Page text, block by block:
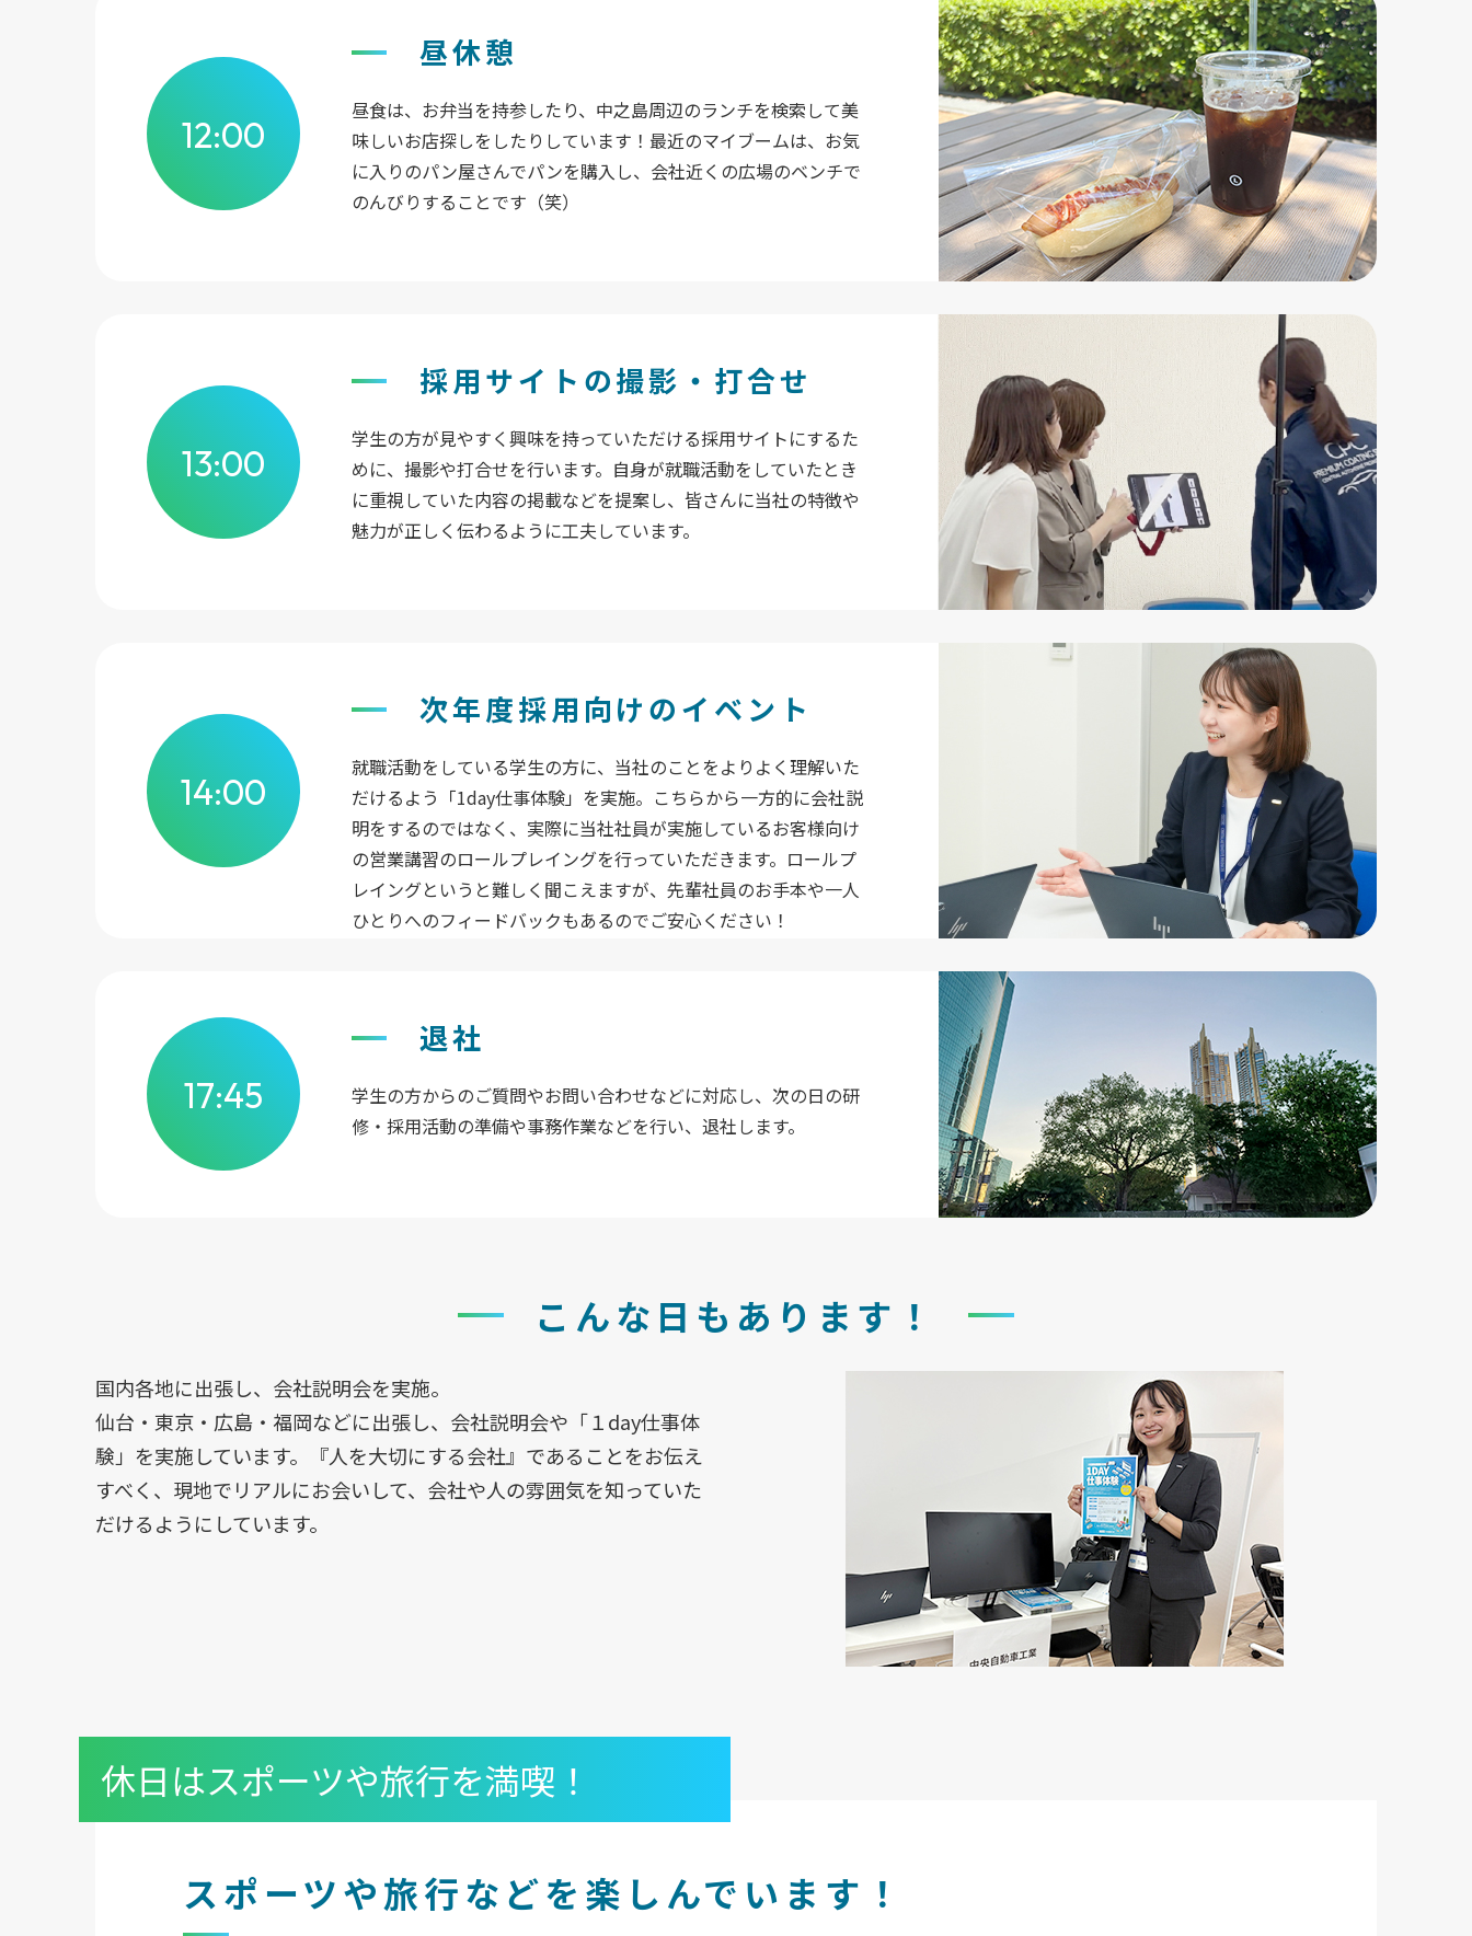
12:00
昼休憩
昼食は、お弁当を持参したり、中之島周辺のランチを検索して美
味しいお店探しをしたりしています！最近のマイブームは、お気
に入りのパン屋さんでパンを購入し、会社近くの広場のベンチで
のんびりすることです（笑）
13:00
採用サイトの撮影・打合せ
学生の方が見やすく興味を持っていただける採用サイトにするた
めに、撮影や打合せを行います。自身が就職活動をしていたとき
に重視していた内容の掲載などを提案し、皆さんに当社の特徴や
魅力が正しく伝わるように工夫しています。
14:00
次年度採用向けのイベント
就職活動をしている学生の方に、当社のことをよりよく理解いた
だけるよう「1day仕事体験」を実施。こちらから一方的に会社説
明をするのではなく、実際に当社社員が実施しているお客様向け
の営業講習のロールプレイングを行っていただきます。ロールプ
レイングというと難しく聞こえますが、先輩社員のお手本や一人
ひとりへのフィードバックもあるのでご安心ください！
17:45
退社
学生の方からのご質問やお問い合わせなどに対応し、次の日の研
修・採用活動の準備や事務作業などを行い、退社します。
こんな日もあります！
国内各地に出張し、会社説明会を実施。
仙台・東京・広島・福岡などに出張し、会社説明会や「１day仕事体
験」を実施しています。『人を大切にする会社』であることをお伝え
すべく、現地でリアルにお会いして、会社や人の雰囲気を知っていた
だけるようにしています。
休日はスポーツや旅行を満喫！
スポーツや旅行などを楽しんでいます！